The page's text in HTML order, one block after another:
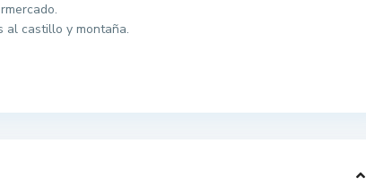
al castillo y montaña.